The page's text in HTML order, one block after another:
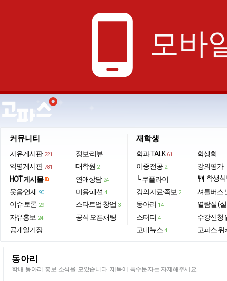
phone_android 모바
커뮤니티
자유게시판 221
익명게시판 781
HOT 게시물
웃음·연재 90
이슈·토론 29
자유홍보 24
공개일기장
정보·리뷰
대학원 2
연애상담 24
미용·패션 4
스타트업·창업 3
공식 오픈채팅
재학생
학과 TALK 61
이중전공 2
└ 쿠플라이
강의자료·족보 2
동아리 14
스터디 4
고대뉴스 4
학생회
강의평가
restaurant 학생
셔틀버스
열람실 (
수강신청
고파스 위
동아리
학내 동아리 홍보 소식을 모았습니다. 제목에 특수문자는 자제해주세요.